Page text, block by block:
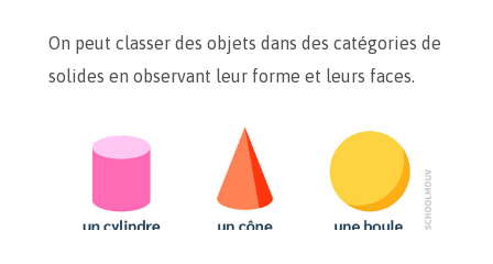
On peut classer des objets dans des catégories de
solides en observant leur forme et leurs faces.